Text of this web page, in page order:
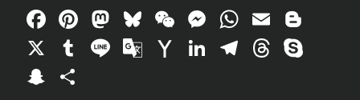
Facebook
Pinterest
Mastodon
Bluesky
WeChat
Messenger
Email
X
Tumblr
LineGoogle
YahooLinkedIn
Telegram
Snapchat